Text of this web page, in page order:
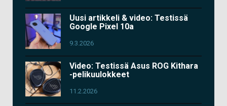
Uusi artikkeli & video: Testissä
Google Pixel 10a
9.3.2026
Video: Testissä Asus ROG Kithara
-pelikuulokkeet
11.2.2026